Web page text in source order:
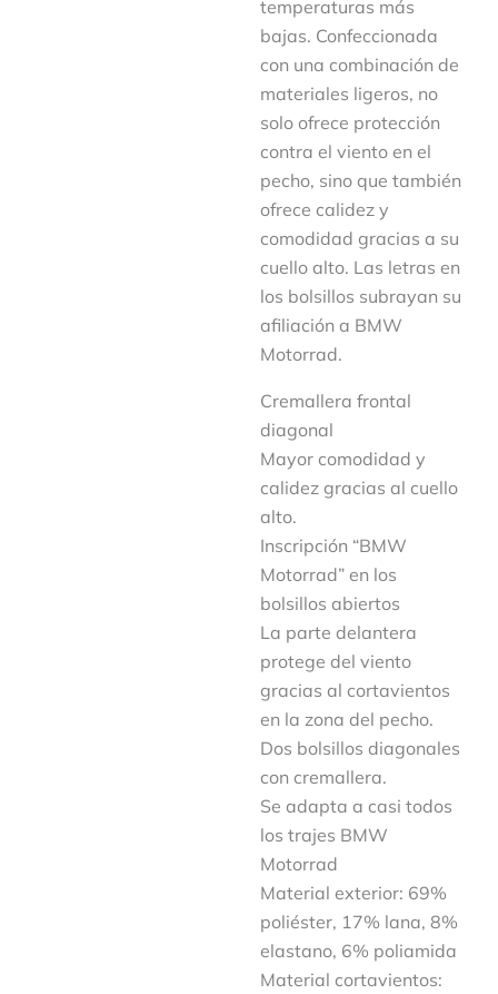
temperaturas más
bajas. Confeccionada
con una combinación de
materiales ligeros, no
solo ofrece protección
contra el viento en el
pecho, sino que también
ofrece calidez y
comodidad gracias a su
cuello alto. Las letras en
los bolsillos subrayan su
afiliación a BMW
Motorrad.
Cremallera frontal
diagonal
Mayor comodidad y
calidez gracias al cuello
alto.
Inscripción “BMW
Motorrad” en los
bolsillos abiertos
La parte delantera
protege del viento
gracias al cortavientos
en la zona del pecho.
Dos bolsillos diagonales
con cremallera.
Se adapta a casi todos
los trajes BMW
Motorrad
Material exterior: 69%
poliéster, 17% lana, 8%
elastano, 6% poliamida
Material cortavientos: